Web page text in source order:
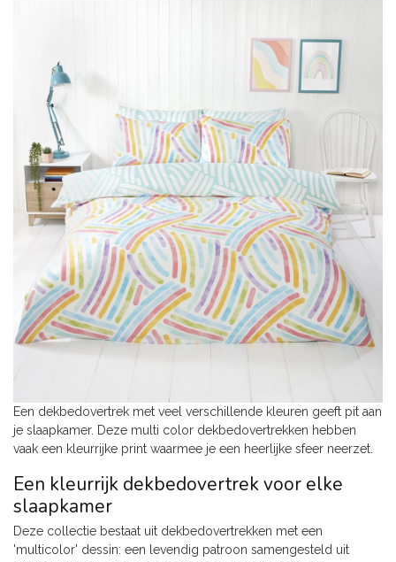
Een dekbedovertrek met veel verschillende kleuren geeft pit aan
je slaapkamer. Deze multi color dekbedovertrekken hebben
vaak een kleurrijke print waarmee je een heerlijke sfeer neerzet.
Een kleurrijk dekbedovertrek voor elke
slaapkamer
Deze collectie bestaat uit dekbedovertrekken met een
'multicolor' dessin: een levendig patroon samengesteld uit